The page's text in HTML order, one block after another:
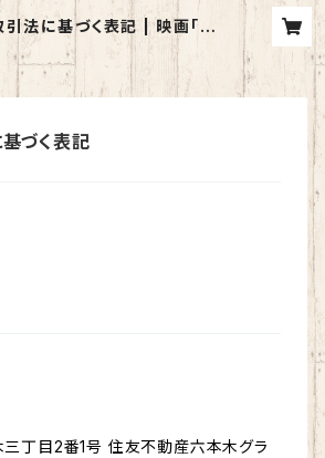
法に基づく表記 | 映画「森
校」オンラインショップ
づく表記
丁目2番1号 住友不動産六本木グラ